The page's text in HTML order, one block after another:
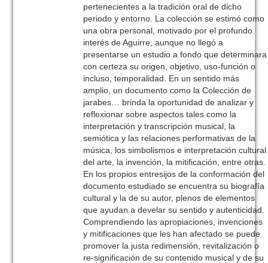
pertenecientes a la tradición oral de dicho
periodo y entorno. La colección se estimó como
una obra personal, motivado por el profundo
interés de Aguirre, aunque no llegó a
presentarse un estudio a fondo que determinara
con certeza su origen, objetivo, uso-función o
incluso, temporalidad. En un sentido más
amplio, un documento como la Colección de
jarabes… brinda la oportunidad de analizar y
reflexionar sobre aspectos tales como la
interpretación y transcripción musical, la
semiótica y las relaciones performativas de la
música, los simbolismos e interpretación cultural
del arte, la invención, la mitificación, entre otras.
En los propios entresijos de la conformación del
documento estudiado se encuentra su biografía
cultural y la de su autor, plenos de elementos
que ayudan a develar su sentido y autenticidad.
Comprendiendo las apropiaciones, invenciones
y mitificaciones que les han afectado se puede
promover la justa redimensión, revitalización o
re-significación de su contenido musical y de su